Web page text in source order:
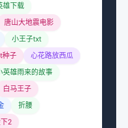
雄下载
唐山大地震电影
小王子txt
种子
心花路放西瓜
英雄雨来的故事
白马王子
折腰
2